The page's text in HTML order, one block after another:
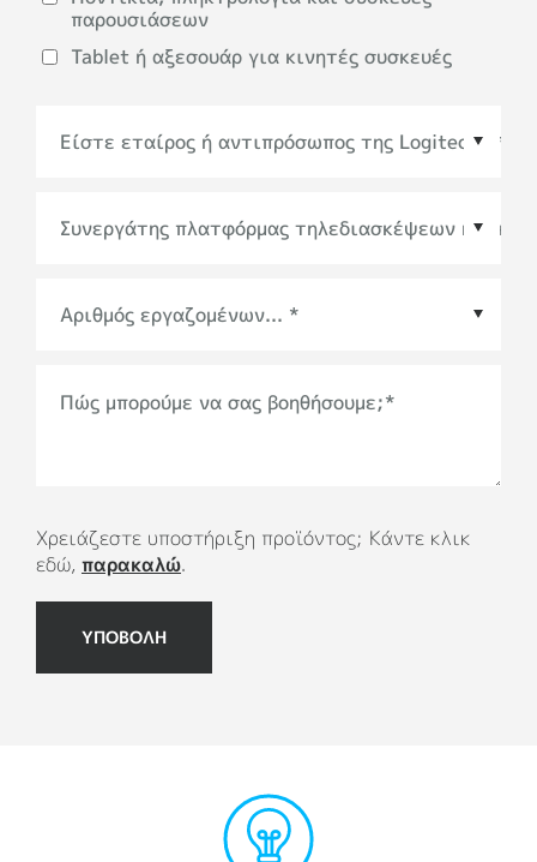
παρουσιάσεων
Tablet ή αξεσουάρ για κινητές συσκευές
Συνεργάτης πλατφόρμας τηλεδιασκέψεων ή
οικοσυστήματος
Πώς μπορούμε να σας βοηθήσουμε;*
Χρειάζεστε υποστήριξη προϊόντος; Κάντε κλικ
εδώ, παρακαλώ.
ΥΠΟΒΟΛΗ